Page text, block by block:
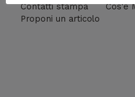
Contatti stampa
Cos'è
Proponi un articolo